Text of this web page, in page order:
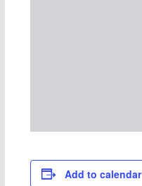
Add to calendar